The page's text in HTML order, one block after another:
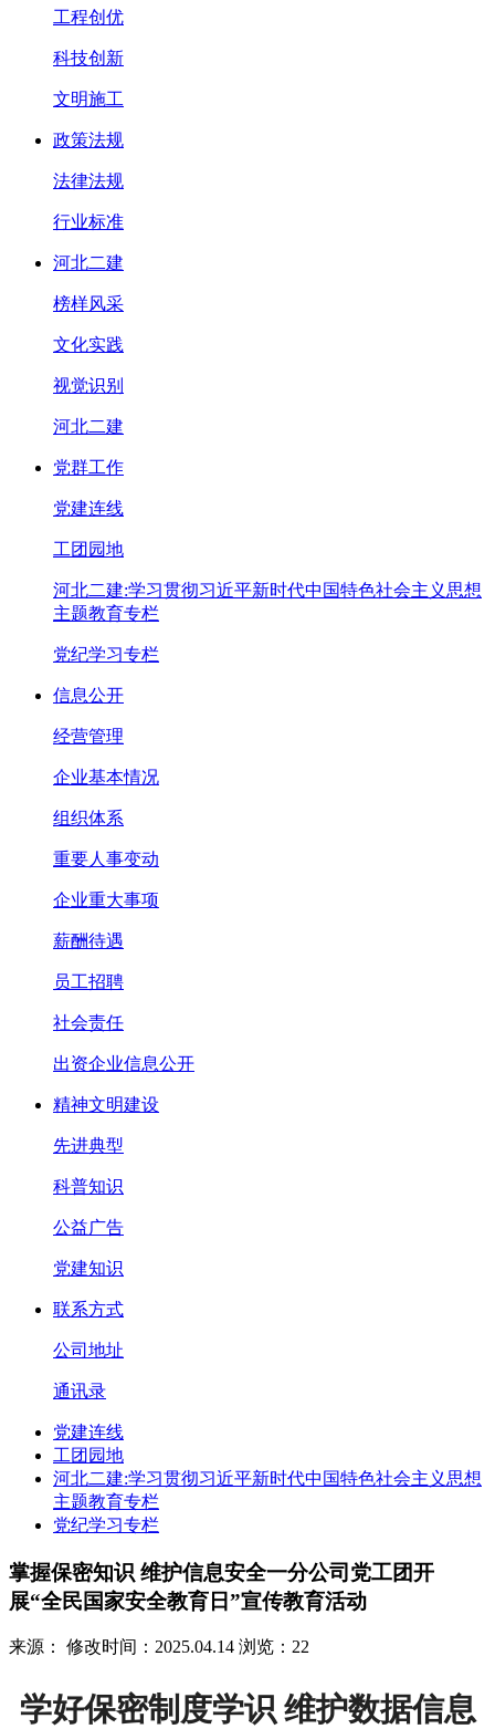
工程创优
科技创新
文明施工
政策法规
法律法规
行业标准
河北二建
榜样风采
文化实践
视觉识别
河北二建
党群工作
党建连线
工团园地
河北二建:学习贯彻习近平新时代中国特色社会主义思想
主题教育专栏
党纪学习专栏
信息公开
经营管理
企业基本情况
组织体系
重要人事变动
企业重大事项
薪酬待遇
员工招聘
社会责任
出资企业信息公开
精神文明建设
先进典型
科普知识
公益广告
党建知识
联系方式
公司地址
通讯录
党建连线
工团园地
河北二建:学习贯彻习近平新时代中国特色社会主义思想
主题教育专栏
党纪学习专栏
掌握保密知识 维护信息安全一分公司党工团开
展“全民国家安全教育日”宣传教育活动
来源： 修改时间：2025.04.14 浏览：22
学好保密制度学识 维护数据信息